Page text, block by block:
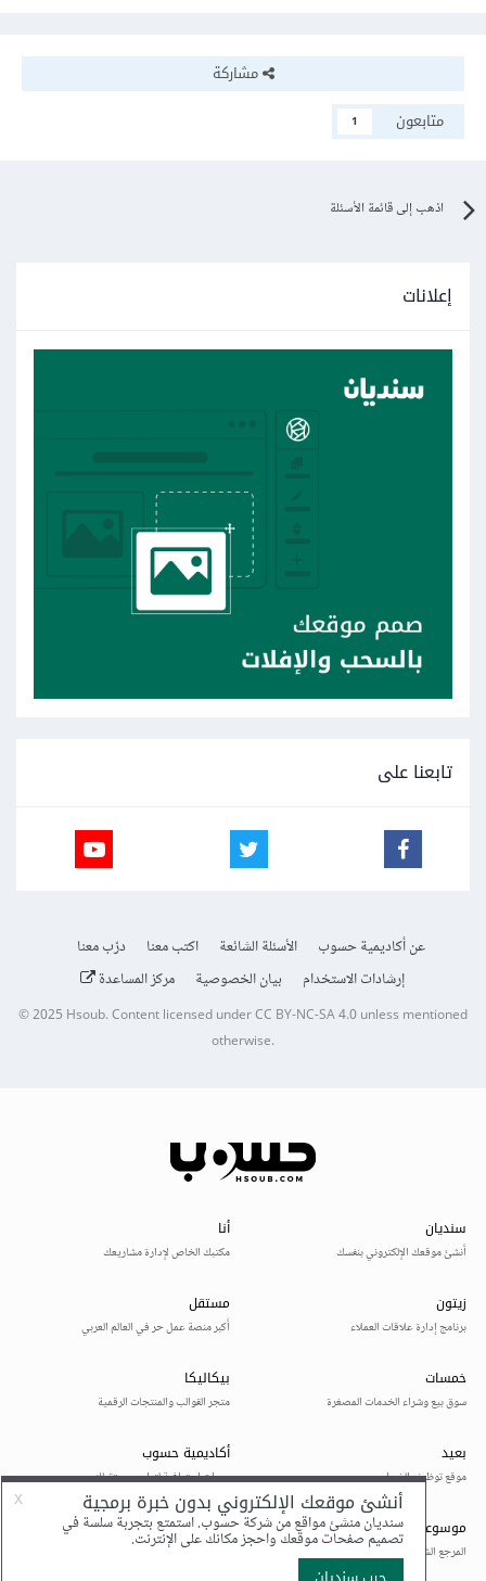
مشاركة
متابعون
1
اذهب إلى قائمة الأسئلة
إعلانات
تابعنا على
عن أكاديمية حسوب الأسئلة الشائعة اكتب معنا
درّب معنا
إرشادات الاستخدام
بيان الخصوصية مركز المساعدة
© 2025Hsoub.Content licensed underCC BY-NC-SA 4.0unless mentioned
otherwise.